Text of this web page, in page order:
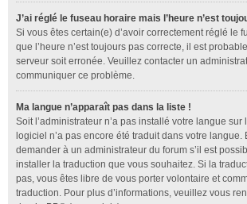
J’ai réglé le fuseau horaire mais l’heure n’est
Si vous êtes certain(e) d’avoir correctement réglé le
que l’heure n’est toujours pas correcte, il est
serveur soit erronée. Veuillez contacter un
communiquer ce problème.
Ma langue n’apparaît pas dans la liste !
Soit l’administrateur n’a pas installé votre langue sur
logiciel n’a pas encore été traduit dans votre langue.
demander à un administrateur du forum s’il est
installer la traduction que vous souhaitez. Si la
pas, vous êtes libre de vous porter volontaire et
traduction. Pour plus d’informations, veuillez vous